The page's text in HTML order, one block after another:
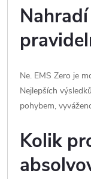
Ne. EMS Zero je
Nejlepších
pohybem,
Kolik